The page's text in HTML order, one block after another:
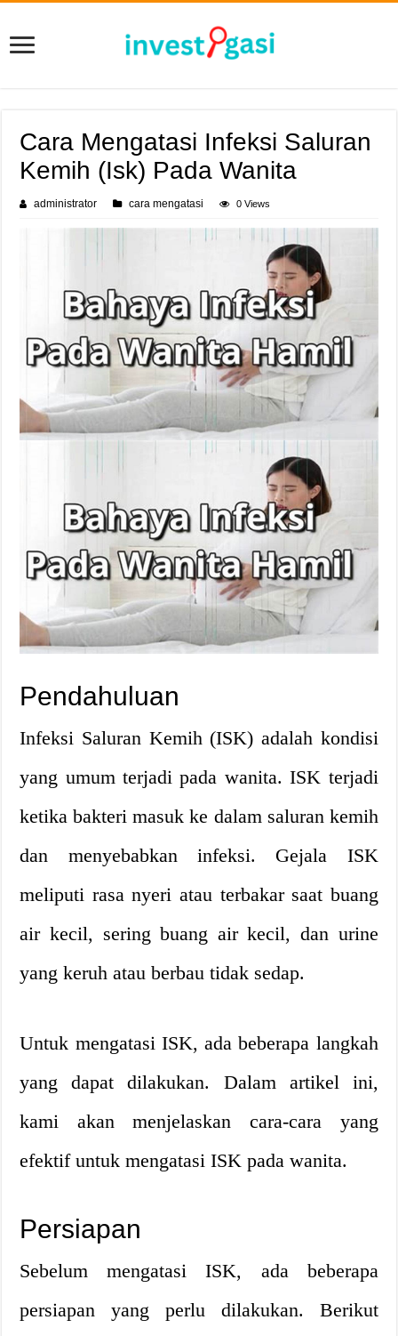
Cara Mengatasi Infeksi Saluran
Kemih (Isk) Pada Wanita
administrator cara mengatasi 0 Views
Pendahuluan
Infeksi Saluran Kemih (ISK) adalah kondisi
yang umum terjadi pada wanita. ISK terjadi
ketika bakteri masuk ke dalam saluran kemih
dan menyebabkan infeksi. Gejala ISK
meliputi rasa nyeri atau terbakar saat buang
air kecil, sering buang air kecil, dan urine
yang keruh atau berbau tidak sedap.
Untuk mengatasi ISK, ada beberapa langkah
yang dapat dilakukan. Dalam artikel ini,
kami akan menjelaskan cara-cara yang
efektif untuk mengatasi ISK pada wanita.
Persiapan
Sebelum mengatasi ISK, ada beberapa
persiapan yang perlu dilakukan. Berikut